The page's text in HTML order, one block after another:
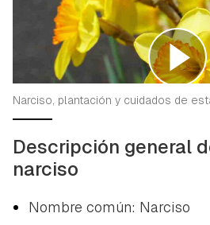
Narciso, plantación y cuidados de
Descripción general
narciso
Nombre común: Narciso